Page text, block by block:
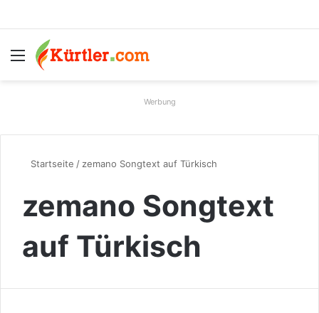
Menü
Werbung
Startseite / zemano Songtext auf Türkisch
zemano Songtext
auf Türkisch